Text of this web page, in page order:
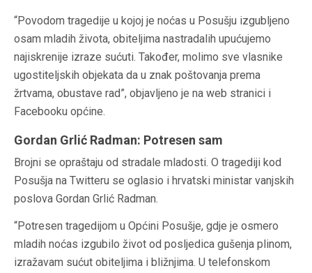
“Povodom tragedije u kojoj je noćas u Posušju izgubljeno
osam mladih života, obiteljima nastradalih upućujemo
najiskrenije izraze sućuti. Također, molimo sve vlasnike
ugostiteljskih objekata da u znak poštovanja prema
žrtvama, obustave rad”, objavljeno je na web stranici i
Facebooku općine.
Gordan Grlić Radman: Potresen sam
Brojni se opraštaju od stradale mladosti. O tragediji kod
Posušja na Twitteru se oglasio i hrvatski ministar vanjskih
poslova Gordan Grlić Radman.
“Potresen tragedijom u Općini Posušje, gdje je osmero
mladih noćas izgubilo život od posljedica gušenja plinom,
izražavam sućut obiteljima i bližnjima. U telefonskom